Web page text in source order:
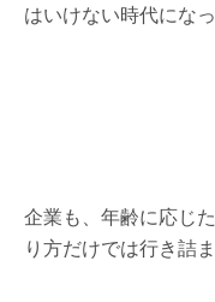
はいけない時代になっ
企業も、年齢に応じ
り方だけでは行き詰ま